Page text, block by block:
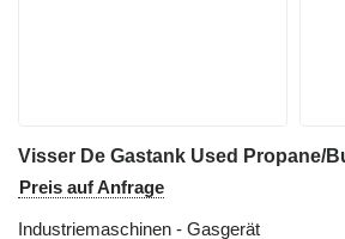
Preis auf Anfrage
Industriemaschinen - Gasgerät